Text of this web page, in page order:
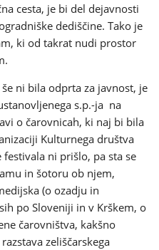
cesta, je bi del dejavnosti
dediščine. Tako je
ki od takrat nudi prostor
ni bila odprta za javnost, je
s.p.-ja na
o čarovnicah, ki naj bi bila
Kulturnega društva
festivala ni prišlo, pa sta se
in šotoru ob njem,
(o ozadju in
po Sloveniji in v Krškem, o
čarovništva, kakšno
zeliščarskega